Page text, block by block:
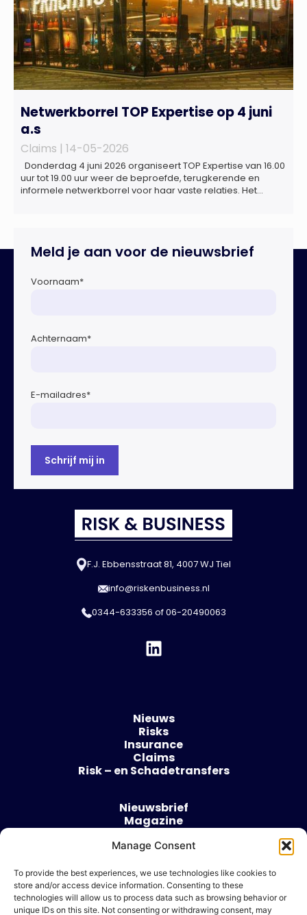
Manage Consent
To provide the best experiences, we use technologies like cookies to
store and/or access device information. Consenting to these
technologies will allow us to process data such as browsing behavior or
unique IDs on this site. Not consenting or withdrawing consent, may
Netwerkborrel TOP Expertise op 4 juni
a.s
Claims | 14-05-2026
Donderdag 4 juni 2026 organiseert TOP Expertise van 16.00
uur tot 19.00 uur weer de beproefde, terugkerende en
informele netwerkborrel voor haar vaste relaties. Het
Meld je aan voor de nieuwsbrief
Voornaam*
Achternaam*
E-mailadres*
F.J. Ebbensstraat 81, 4007 WJ Tiel
info@riskenbusiness.nl
0344-633356 of06-20490063
Nieuws
Risks
Insurance
Claims
Risk – en Schadetransfers
Nieuwsbrief
Magazine
Over
Algemene voorwaarden
Cookie beleid